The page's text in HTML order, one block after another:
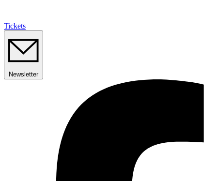
Tickets
Newsletter